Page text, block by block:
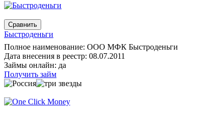
Быстроденьги
Полное наименование: ООО МФК Быстроденьги
Дата внесения в реестр: 08.07.2011
Займы онлайн: да
Получить займ